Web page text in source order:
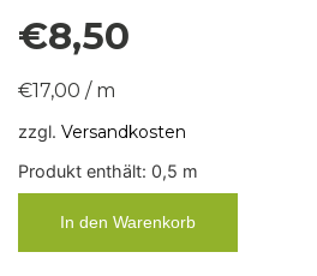
€8,50
€17,00 / m
zzgl. Versandkosten
Produkt enthält: 0,5 m
In den Warenkorb